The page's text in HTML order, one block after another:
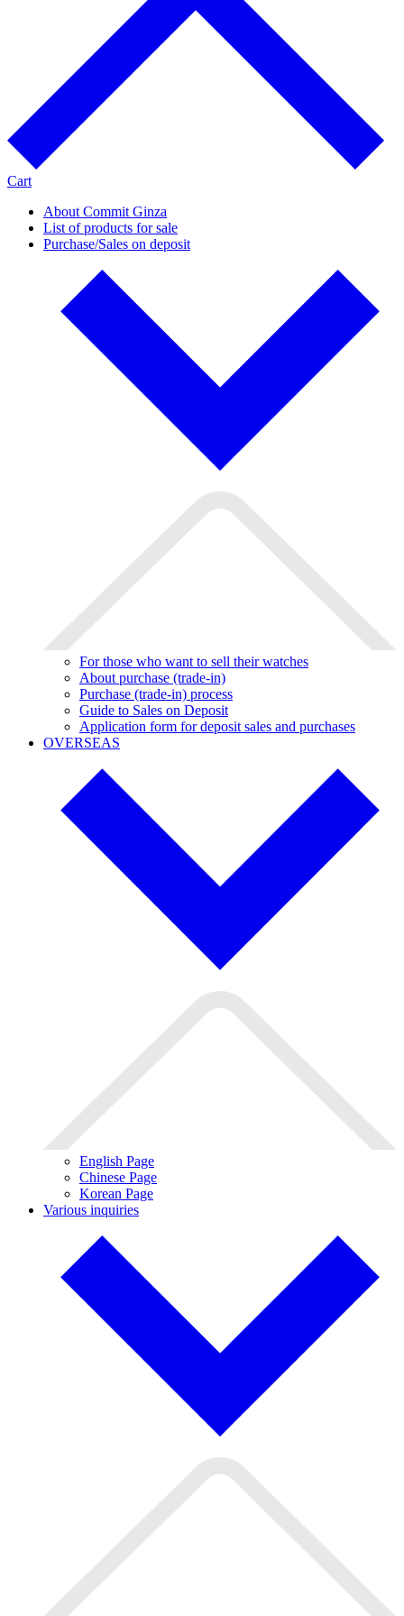
Cart
About Commit Ginza
List of products for sale
Purchase/Sales on deposit
For those who want to sell their watches
About purchase (trade-in)
Purchase (trade-in) process
Guide to Sales on Deposit
Application form for deposit sales and purchases
OVERSEAS
English Page
Chinese Page
Korean Page
Various inquiries